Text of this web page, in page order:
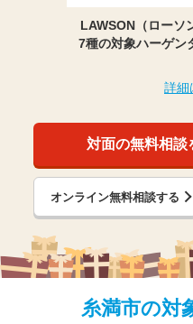
LAWSON（ローソ
7種の対象ハーゲン
詳細
対面の無料相談
オンライン無料相談する
糸満市の対